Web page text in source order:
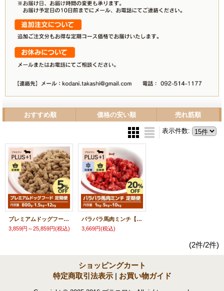
おすすめ順 価格の安い順 売れ筋順
表示件数:
プレミアムドッグフード【定期便】
3,859円～25,859円(税込)
パラパラ馬肉ミンチ【定期便】
3,669円(税込)
(2件/2件)
ショッピングカート
特定商取引法表示 | お買い物ガイド